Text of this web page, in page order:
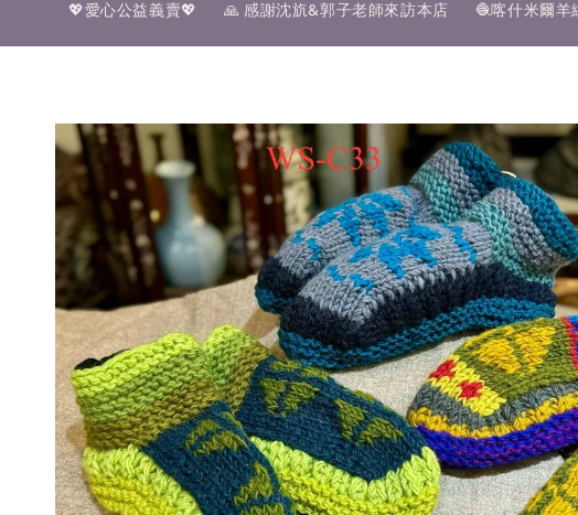
💖愛心公益義賣💖 🙏 感謝沈斻&郭子老師來訪本店 🧶喀什米爾羊